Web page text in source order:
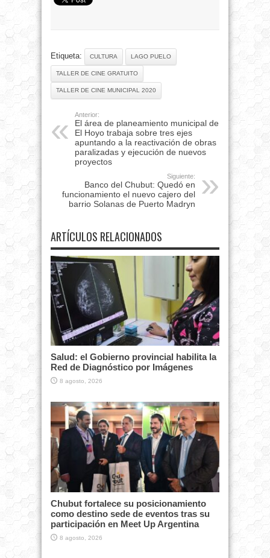
Etiqueta: CULTURA LAGO PUELO
TALLER DE CINE GRATUITO
TALLER DE CINE MUNICIPAL 2020
Anterior:
El área de planeamiento municipal de
El Hoyo trabaja sobre tres ejes
apuntando a la reactivación de obras
paralizadas y ejecución de nuevos
proyectos
Siguiente:
Banco del Chubut: Quedó en
funcionamiento el nuevo cajero del
barrio Solanas de Puerto Madryn
ARTÍCULOS RELACIONADOS
Salud: el Gobierno provincial habilita la
Red de Diagnóstico por Imágenes
8 agosto, 2026
Chubut fortalece su posicionamiento
como destino sede de eventos tras su
participación en Meet Up Argentina
8 agosto, 2026